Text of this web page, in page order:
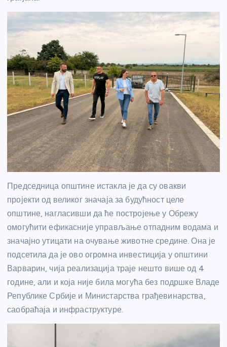
Председница општине истакла је да су овакви
пројекти од великог значаја за будућност целе
општине, нагласивши да ће постројење у Обрежу
омогућити ефикасније управљање отпадним водама и
значајно утицати на очување животне средине. Она је
подсетила да је ово огромна инвестиција у општини
Варварин, чија реализација траје нешто више од 4
године, али и која није била могућа без подршке Владе
Републике Србије и Министарства грађевинарства,
саобраћаја и инфраструктуре.